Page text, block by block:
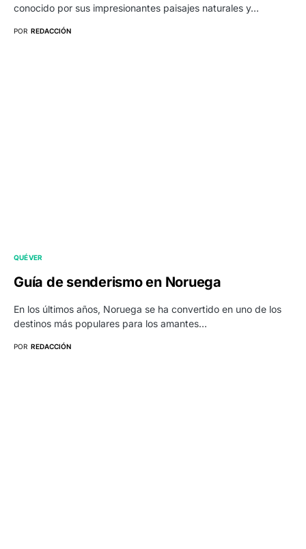
conocido por sus impresionantes paisajes naturales y…
POR REDACCIÓN
QUÉ VER
Guía de senderismo en Noruega
En los últimos años, Noruega se ha convertido en uno de los
destinos más populares para los amantes…
POR REDACCIÓN